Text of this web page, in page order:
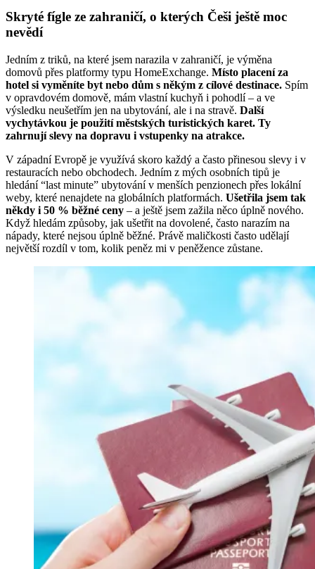
Skryté fígle ze zahraničí, o kterých Češi ještě moc
nevědí
Jedním z triků, na které jsem narazila v zahraničí, je výměna
domovů přes platformy typu HomeExchange. Místo placení za
hotel si vyměníte byt nebo dům s někým z cílové destinace. Spím
v opravdovém domově, mám vlastní kuchyň i pohodlí – a ve
výsledku neušetřím jen na ubytování, ale i na stravě. Další
vychytávkou je použití městských turistických karet. Ty
zahrnují slevy na dopravu i vstupenky na atrakce.
V západní Evropě je využívá skoro každý a často přinesou slevy i v
restauracích nebo obchodech. Jedním z mých osobních tipů je
hledání “last minute” ubytování v menších penzionech přes lokální
weby, které nenajdete na globálních platformách. Ušetřila jsem tak
někdy i 50 % běžné ceny – a ještě jsem zažila něco úplně nového.
Když hledám způsoby, jak ušetřit na dovolené, často narazím na
nápady, které nejsou úplně běžné. Právě maličkosti často udělají
největší rozdíl v tom, kolik peněz mi v peněžence zůstane.